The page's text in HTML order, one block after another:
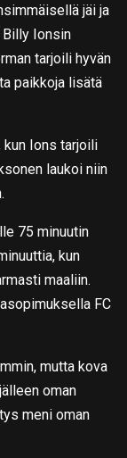
jäi ja
Billy Ionsin
tarjoili hyvän
paikkoja lisätä
kun Ions tarjoili
laukoi niin
75 minuutin
kun
maaliin.
FC
mutta kova
oman
meni oman